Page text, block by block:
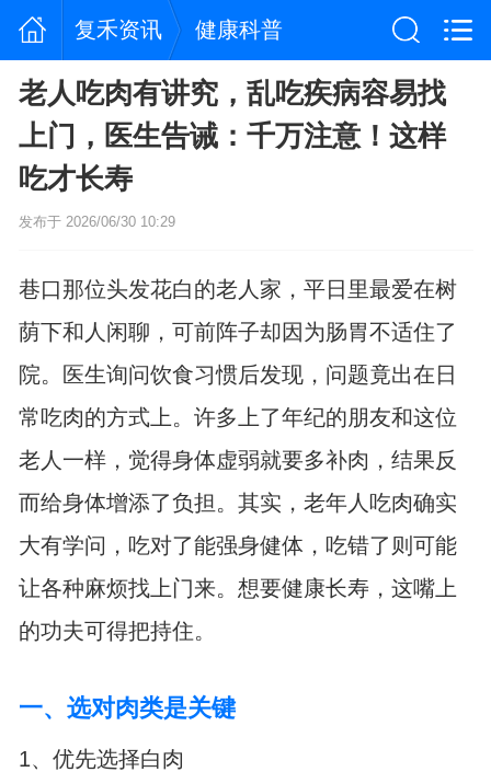
复禾资讯 健康科普
老人吃肉有讲究，乱吃疾病容易找
上门，医生告诫：千万注意！这样
吃才长寿
发布于 2026/06/30 10:29
巷口那位头发花白的老人家，平日里最爱在树
荫下和人闲聊，可前阵子却因为肠胃不适住了
院。医生询问饮食习惯后发现，问题竟出在日
常吃肉的方式上。许多上了年纪的朋友和这位
老人一样，觉得身体虚弱就要多补肉，结果反
而给身体增添了负担。其实，老年人吃肉确实
大有学问，吃对了能强身健体，吃错了则可能
让各种麻烦找上门来。想要健康长寿，这嘴上
的功夫可得把持住。
一、选对肉类是关键
1、优先选择白肉